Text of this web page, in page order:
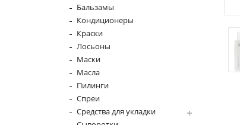
Бальзамы
Кондиционеры
Краски
Лосьоны
Маски
Масла
Пилинги
Спреи
Средства для укладки